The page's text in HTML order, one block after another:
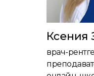
Ксения
врач-